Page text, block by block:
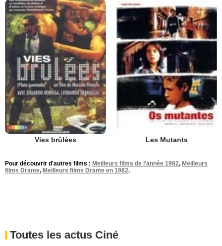
Vies brûlées Les Mutants
Pour découvrir d'autres films : Meilleurs films de l'année 1982, Meilleurs
films Drame, Meilleurs films Drame en 1982.
Toutes les actus Ciné